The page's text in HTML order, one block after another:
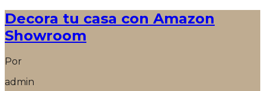
Decora tu casa con Amazon
Showroom
Por
admin